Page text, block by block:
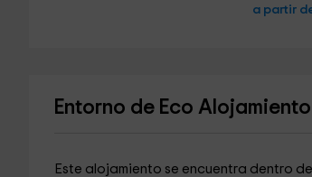
a partir
Entorno de Eco
Este alojamiento se encuentra dentro